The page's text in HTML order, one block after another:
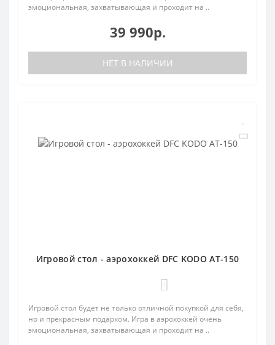
эмоциональная, захватывающая и проходит на ..
39 990р.
НЕТ В НАЛИЧИИ
Игровой стол - аэрохоккей DFC KODO AT-150
Игровой стол будет не только отличной покупкой для себя,
но и прекрасным подарком. Игра в аэрохоккей очень
эмоциональная, захватывающая и проходит на ..